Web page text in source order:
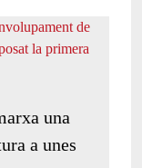
una
a unes